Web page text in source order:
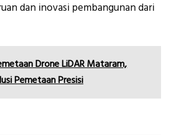
dan inovasi pembangunan dari
Drone LiDAR Mataram,
Pemetaan Presisi